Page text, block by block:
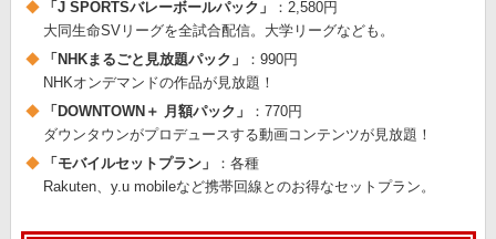
「J SPORTSバレーボールパック」
：2,580円
大同生命SVリーグを全試合配信。大学リーグなども。
「NHKまるごと見放題パック」
：990円
NHKオンデマンドの作品が見放題！
「DOWNTOWN＋ 月額パック」
：770円
ダウンタウンがプロデュースする動画コンテンツが見放題！
「モバイルセットプラン」
：各種
Rakuten、y.u mobileなど携帯回線とのお得なセットプラン。